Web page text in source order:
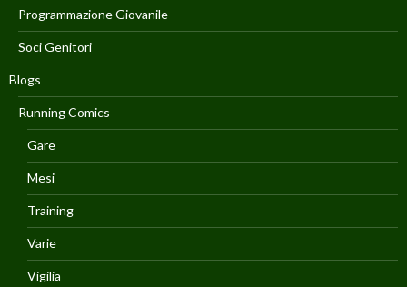
Programmazione Giovanile
Soci Genitori
Blogs
Running Comics
Gare
Mesi
Training
Varie
Vigilia